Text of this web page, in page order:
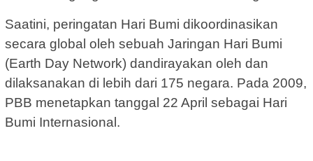
Saatini, peringatan Hari Bumi dikoordinasikan
secara global oleh sebuah Jaringan Hari Bumi
(Earth Day Network) dandirayakan oleh dan
dilaksanakan di lebih dari 175 negara. Pada 2009,
PBB menetapkan tanggal 22 April sebagai Hari
Bumi Internasional.